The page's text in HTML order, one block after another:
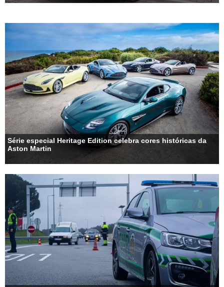
Série especial Heritage Edition celebra cores históricas da
Aston Martin